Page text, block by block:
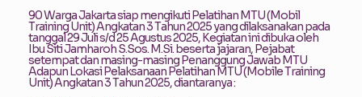
90 Warga Jakarta siap mengikuti Pelatihan MTU (Mobil
Training Unit) Angkatan 3 Tahun 2025 yang dilaksanakan pada
tanggal 29 Juli s/d 25 Agustus 2025, Kegiatan ini dibuka oleh
Ibu Siti Jamharoh S.Sos. M.Si. beserta jajaran, Pejabat
setempat dan masing-masing Penanggung Jawab MTU
Adapun Lokasi Pelaksanaan Pelatihan MTU (Mobile Training
Unit) Angkatan 3 Tahun 2025, diantaranya :